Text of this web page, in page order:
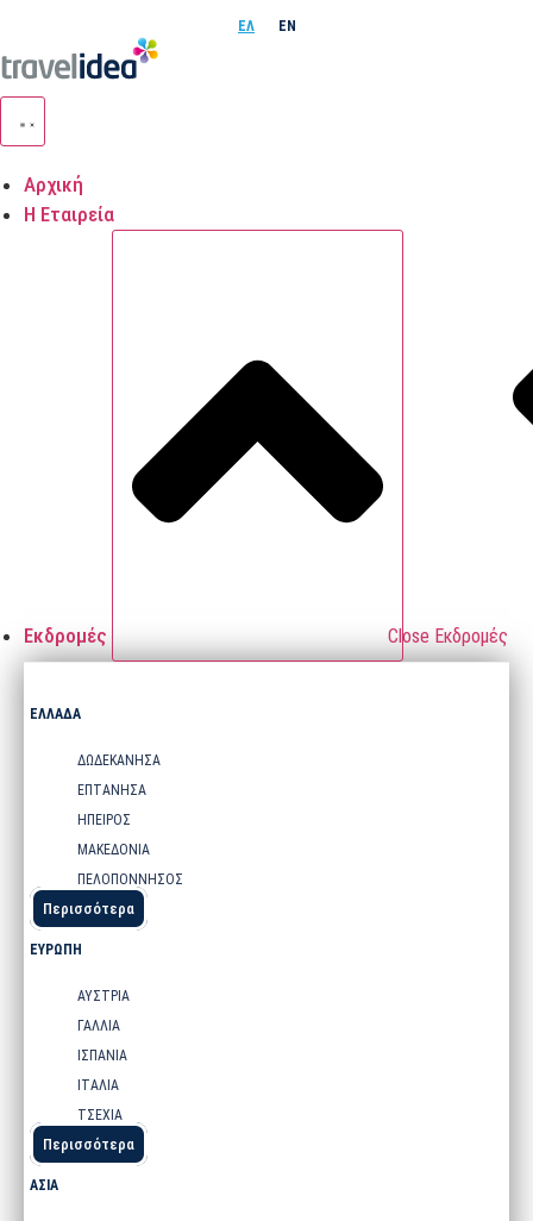
ΕΛ EN
Μετάβαση
στο
περιεχόμενο
Αρχική
Η Εταιρεία
Εκδρομές Close Εκδρομές
ΕΛΛΑΔΑ
ΔΩΔΕΚΑΝΗΣΑ
ΕΠΤΑΝΗΣΑ
ΗΠΕΙΡΟΣ
ΜΑΚΕΔΟΝΙΑ
ΠΕΛΟΠΟΝΝΗΣΟΣ
Περισσότερα
ΕΥΡΩΠΗ
ΑΥΣΤΡΙΑ
ΓΑΛΛΙΑ
ΙΣΠΑΝΙΑ
ΙΤΑΛΙΑ
ΤΣΕΧΙΑ
Περισσότερα
ΑΣΙΑ